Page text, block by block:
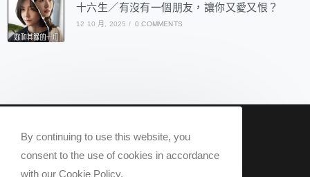
十六生／有沒有一個朋友，讓你又愛又恨？
12 10 月, 2025 / 0 COMMENTS
Now Q 2020 @ All rights reserved.
By continuing to use this website, you
consent to the use of cookies in accordance
with our Cookie Policy.